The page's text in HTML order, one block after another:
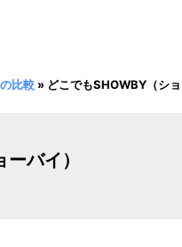
比較» どこでもSHOWBY（ショ
バイ）